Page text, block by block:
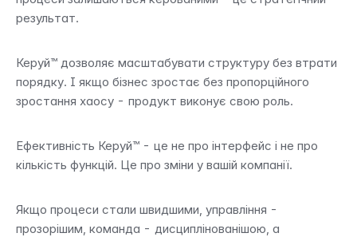
результат.
Керуй™ дозволяє масштабувати структуру без втрати
порядку. І якщо бізнес зростає без пропорційного
зростання хаосу - продукт виконує свою роль.
Ефективність Керуй™ - це не про інтерфейс і не про
кількість функцій. Це про зміни у вашій компанії.
Якщо процеси стали швидшими, управління -
прозорішим, команда - дисциплінованішою, а